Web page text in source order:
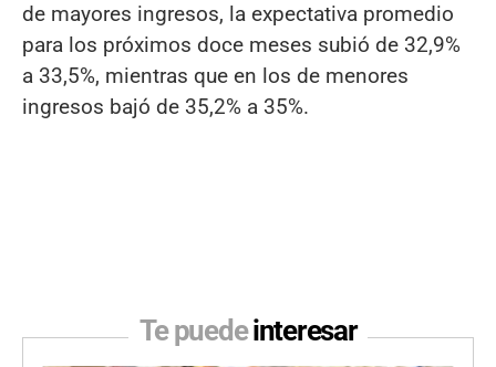
de mayores ingresos, la expectativa promedio
para los próximos doce meses subió de 32,9%
a 33,5%, mientras que en los de menores
ingresos bajó de 35,2% a 35%.
Te puedeinteresar